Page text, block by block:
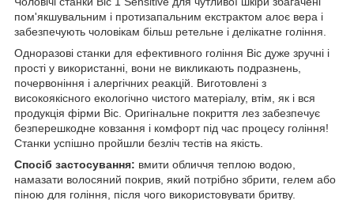
пом'якшувальним і протизапальним екстрактом алоє вера і
забезпечують чоловікам більш ретельне і делікатне гоління.
Одноразові станки для ефективного гоління Bic дуже зручні і
прості у використанні, вони не викликають подразнень,
почервоніння і алергічних реакцій. Виготовлені з
високоякісного екологічно чистого матеріалу, втім, як і вся
продукція фірми Bic. Оригінальне покриття лез забезпечує
безперешкодне ковзання і комфорт під час процесу гоління!
Станки успішно пройшли безліч тестів на якість.
Спосіб застосування: вмити обличчя теплою водою,
намазати волосяний покрив, який потрібно збрити, гелем або
піною для гоління, після чого використовувати бритву.